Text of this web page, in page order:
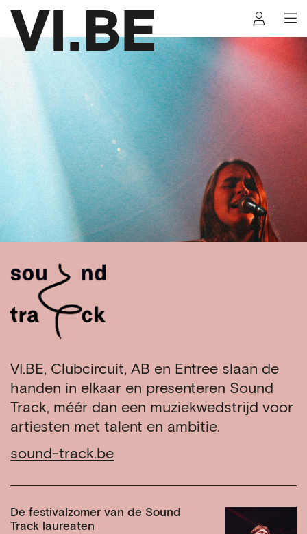
VI.BE, Clubcircuit, AB en Entree slaan de
handen in elkaar en presenteren Sound
Track, méér dan een muziekwedstrijd voor
artiesten met talent en ambitie.
sound-track.be
De festivalzomer van de Sound
Track laureaten